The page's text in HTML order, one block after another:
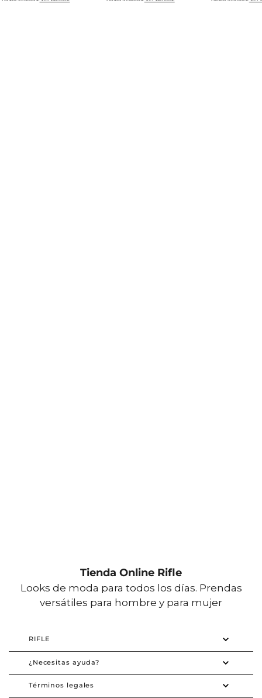
Tienda Online Rifle
Looks de moda para todos los días. Prendas
versátiles para hombre y para mujer
RIFLE
¿Necesitas ayuda?
Términos legales